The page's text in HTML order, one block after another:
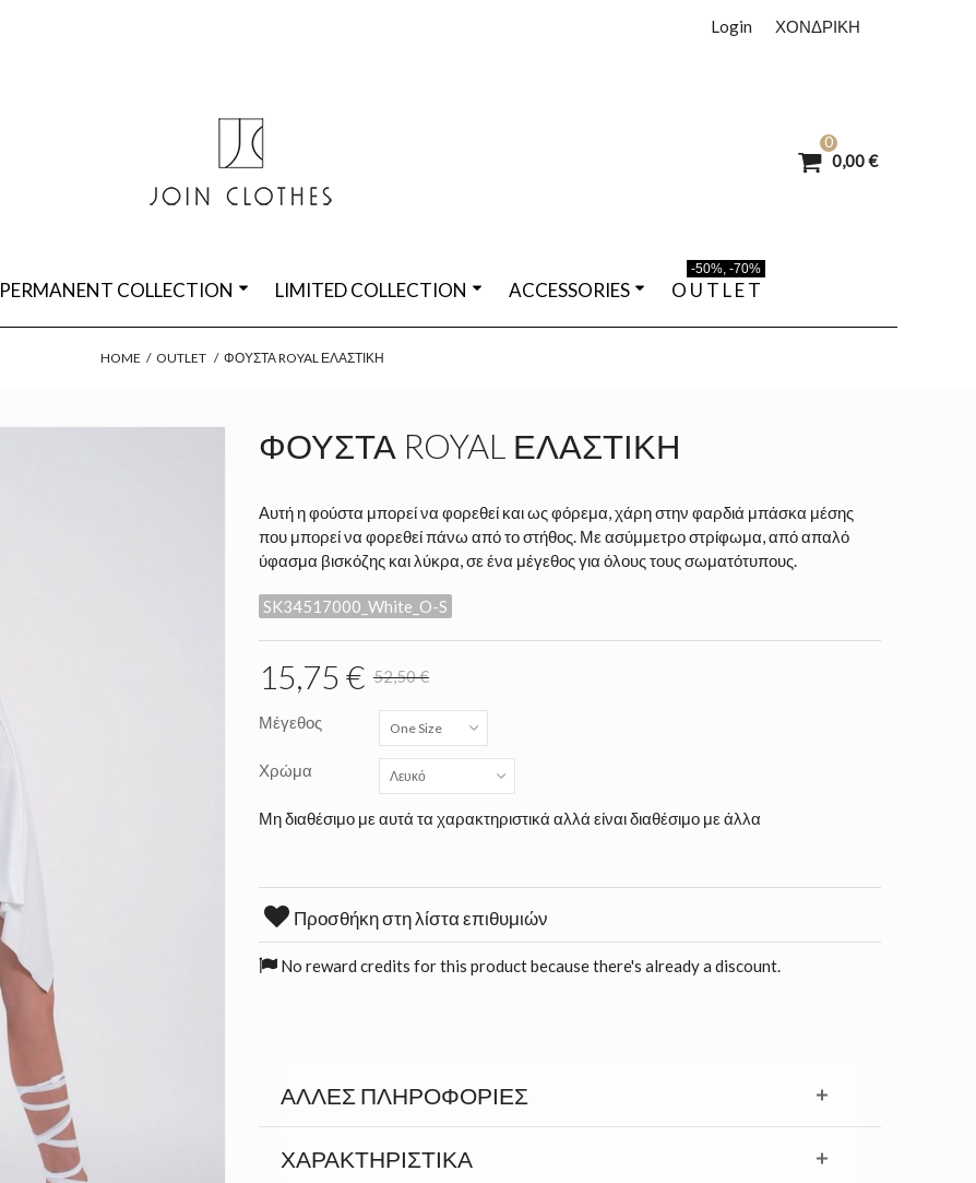
ΧΟΝΔΡΙΚΗ
Login
0
0,00 €
PERMANENT COLLECTION LIMITED COLLECTION ACCESSORIES O U T L E T
-50%, -70%
HOME / OUTLET / ΦΟΎΣΤΑ ROYAL ΕΛΑΣΤΙΚΉ
ΦΟΎΣΤΑ ROYAL ΕΛΑΣΤΙΚΉ
Αυτή η φούστα μπορεί να φορεθεί και ως φόρεμα, χάρη στην φαρδιά μπάσκα μέσης
που μπορεί να φορεθεί πάνω από το στήθος. Με ασύμμετρο στρίφωμα, από απαλό
ύφασμα βισκόζης και λύκρα, σε ένα μέγεθος για όλους τους σωματότυπους.
SK34517000_White_O-S
15,75 € 52,50 €
Μέγεθος One Size
Χρώμα Λευκό
Μη διαθέσιμο με αυτά τα χαρακτηριστικά αλλά είναι διαθέσιμο με άλλα
Προσθήκη στη λίστα επιθυμιών
No reward credits for this product because there's already a discount.
ΆΛΛΕΣ ΠΛΗΡΟΦΟΡΊΕΣ
ΧΑΡΑΚΤΗΡΙΣΤΙΚΆ